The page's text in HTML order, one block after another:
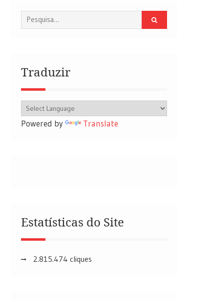
Procurar
por:
Traduzir
Powered by Translate
Estatísticas do Site
2.815.474 cliques